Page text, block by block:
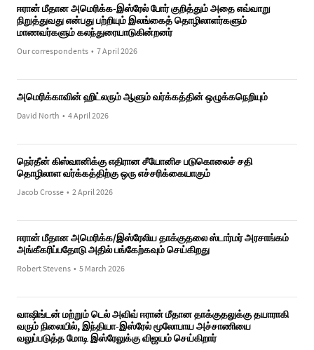
ஈரான் மீதான அமெரிக்க-இஸ்ரேல் போர் குறித்தும் அதை எவ்வாறு
நிறுத்துவது என்பது பற்றியும் இலங்கைத் தொழிலாளர்களும்
மாணவர்களும் கலந்துரையாடுகின்றனர்
Our correspondents • 7 April 2026
அமெரிக்காவின் ஹிட்லரும் ஆளும் வர்க்கத்தின் ஒழுக்கநெறியும்
David North • 4 April 2026
நெர்தீன் கிஸ்வானிக்கு எதிரான சீயோனிச படுகொலைச் சதி
தொழிலாள வர்க்கத்திற்கு ஒரு எச்சரிக்கையாகும்
Jacob Crosse • 2 April 2026
ஈரான் மீதான அமெரிக்க/இஸ்ரேலிய தாக்குதலை ஸ்டார்மர் அரசாங்கம்
அங்கீகரிப்பதோடு அதில் பங்கேற்கவும் செய்கிறது
Robert Stevens • 5 March 2026
வாஷிங்டன் மற்றும் டெல் அவிவ் ஈரான் மீதான தாக்குதலுக்கு தயாராகி
வரும் நிலையில், இந்தியா-இஸ்ரேல் மூலோபாய அச்சாணியை
வலுப்படுத்த மோடி இஸ்ரேலுக்கு விஜயம் செய்கிறார்